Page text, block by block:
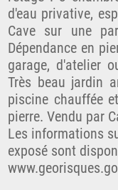
d'eau privative,
Cave sur une
Dépendance en
garage, d'atelier
Très beau jardin
piscine chauffée
pierre. Vendu par
Les informations
exposé sont